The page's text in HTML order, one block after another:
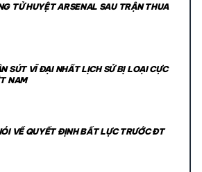
TỬ HUYỆT ARSENAL SAU TRẬN THUA
SÚT VĨ ĐẠI NHẤT LỊCH SỬ BỊ LOẠI CỰC
NAM
VỀ QUYẾT ĐỊNH BẤT LỰC TRƯỚC ĐT